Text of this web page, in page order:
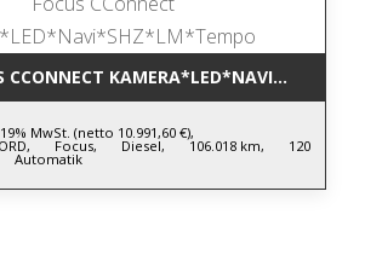
CCONNECT
MwSt. (netto 10.991,60 €),
Focus, Diesel, 106.018 km, 120
Automatik